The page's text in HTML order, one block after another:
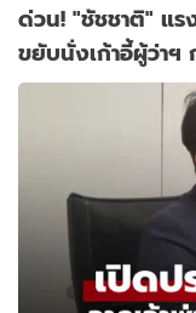
ด่วน! "ชัชชาติ" แร
ขยับนั่งเก้าอี้ผู้ว่า